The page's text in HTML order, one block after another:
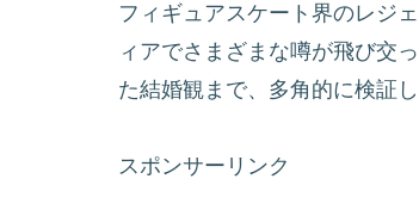
フィギュアスケート界のレジ
ィアでさまざまな噂が飛び交
た結婚観まで、多角的に検証
スポンサーリンク